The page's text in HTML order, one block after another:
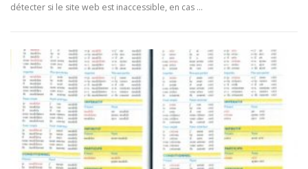
détecter si le site web est inaccessible, en cas …